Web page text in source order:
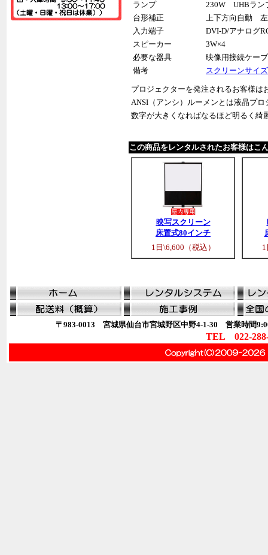
ランプ
230W UHBラン
台形補正
上下方向自動 左
入力端子
DVI-D/アナログ
スピーカー
3W×4
必要な器具
映像用接続ケー
備考
スクリーンサイ
プロジェクターを発注されるお客様
ANSI（アンシ）ルーメンとは液晶プ
数字が大きくなればなるほど明るく綺
この商品をレンタルされたお客様はこ
映写スクリーン
床置式80インチ
1日\6,600（税込）
〒983-0013 宮城県仙台市宮城野区中野4-1-30 営業時間
TEL 022-